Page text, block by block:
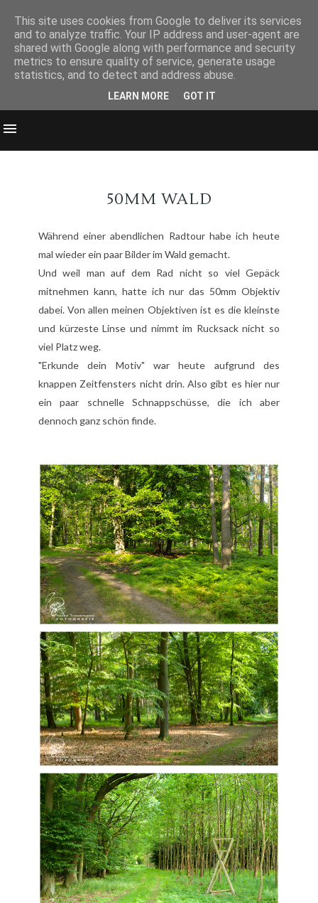
50MM WALD
Während einer abendlichen Radtour habe ich heute
mal wieder ein paar Bilder im Wald gemacht.
Und weil man auf dem Rad nicht so viel Gepäck
mitnehmen kann, hatte ich nur das 50mm Objektiv
dabei. Von allen meinen Objektiven ist es die kleinste
und kürzeste Linse und nimmt im Rucksack nicht so
viel Platz weg.
"Erkunde dein Motiv" war heute aufgrund des
knappen Zeitfensters nicht drin. Also gibt es hier nur
ein paar schnelle Schnappschüsse, die ich aber
dennoch ganz schön finde.
This site uses cookies from Google to deliver its services
and to analyze traffic. Your IP address and user-agent are
shared with Google along with performance and security
metrics to ensure quality of service, generate usage
statistics, and to detect and address abuse.
LEARN MORE GOT IT